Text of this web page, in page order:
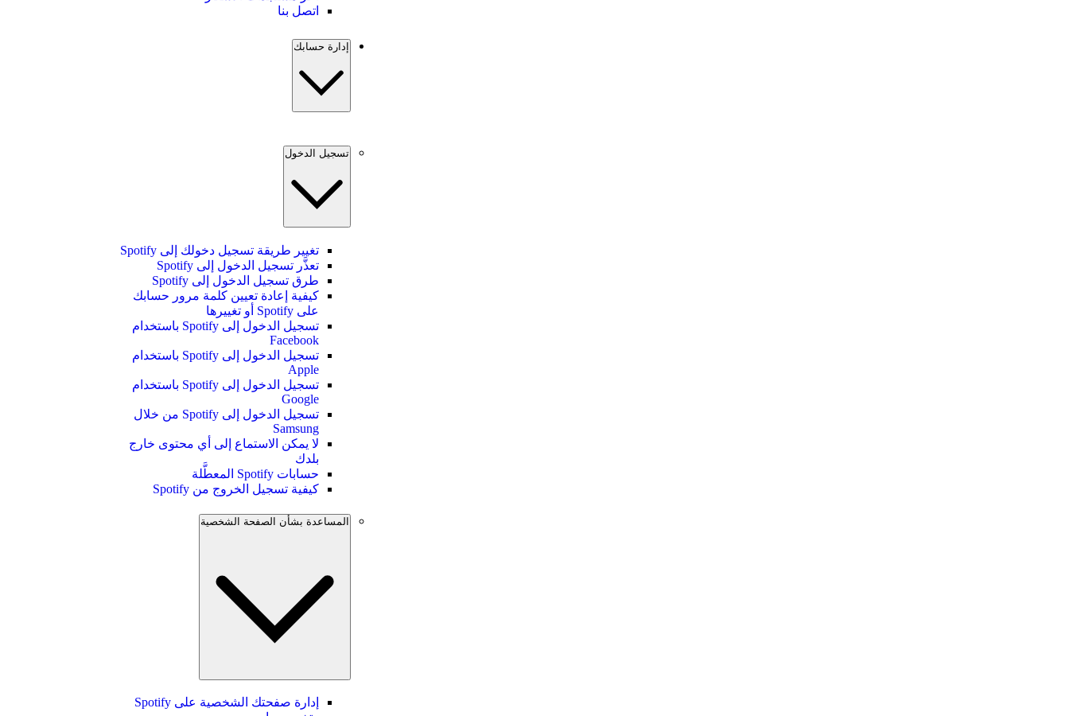
اتصل بنا
إدارة حسابك
تسجيل الدخول
تغيير طريقة تسجيل دخولك إلى Spotify
تعذَّر تسجيل الدخول إلى Spotify
طرق تسجيل الدخول إلى Spotify
كيفية إعادة تعيين كلمة مرور حسابك
على Spotify أو تغييرها
تسجيل الدخول إلى Spotify باستخدام
Facebook
تسجيل الدخول إلى Spotify باستخدام
Apple
تسجيل الدخول إلى Spotify باستخدام
Google
تسجيل الدخول إلى Spotify من خلال
Samsung
لا يمكن الاستماع إلى أي محتوى خارج
بلدك
حسابات Spotify المعطَّلة
كيفية تسجيل الخروج من Spotify
المساعدة بشأن الصفحة الشخصية
إدارة صفحتك الشخصية على Spotify